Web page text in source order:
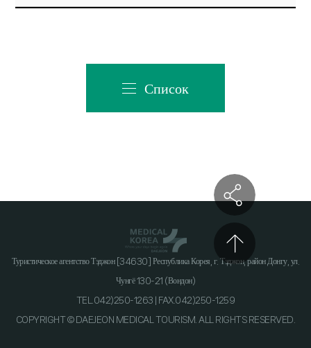
Список
Туристическое агентство Тэджон [34630] Республика Корея, г. Тэджон, район Донгу, ул.
Чунгё 130-21 (Вондон)
TEL.042)250-1263 | FAX.042)250-1259
COPYRIGHT © DAEJEON MEDICAL TOURISM. ALL RIGHTS RESERVED.